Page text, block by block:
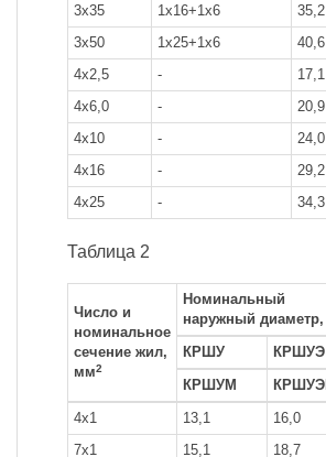
3x35
1x16+1x6 35,2
3x50
1x25+1x6 40,6
4x2,5
- 17,1
4x6,0
- 20,9
4x10
- 24,0
4x16
- 29,2
4x25
- 34,3
Таблица 2
Число и
номинальное
сечение жил,
мм2
Номинальный
наружный
КРШУ
КРШУЭ
КРШУМ
4x1
13,1 16,0
7x1
15,1 18,7